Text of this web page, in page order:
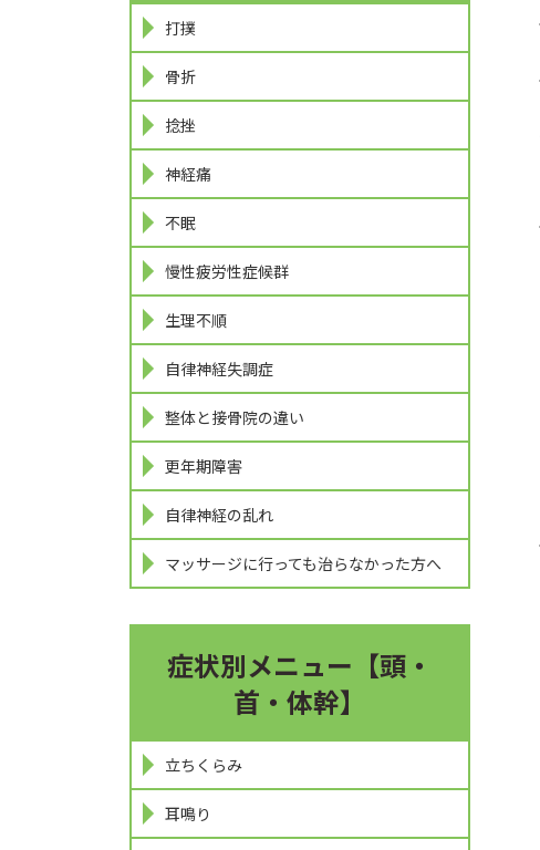
打撲
骨折
捻挫
神経痛
不眠
慢性疲労性症候群
生理不順
自律神経失調症
整体と接骨院の違い
更年期障害
自律神経の乱れ
マッサージに行っても治らなかった方へ
症状別メニュー【頭・
首・体幹】
立ちくらみ
耳鳴り